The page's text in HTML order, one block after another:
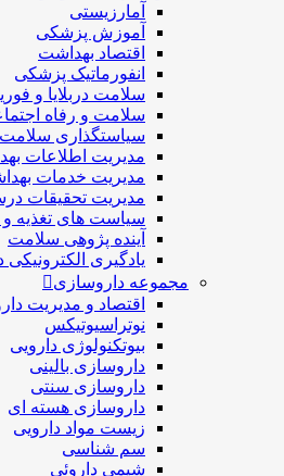
آمارزیستی
آموزش پزشکی
اقتصاد بهداشت
انفورماتیک پزشکی
سلامت دربلايا و
سلامت و رفاه
سیاستگذاری سلامت
مدیریت اطلاعات
مدیریت خدمات
مدیریت تحقیقات
سیاست های تغذیه و
آینده پژوهی سلامت
یادگیری
مجموعه داروسازی
اقتصاد و مديريت
نوتراسیوتیکس
بيوتكنولوژی دارویی
داروسازی بالينی
داروسازی سنتی
داروسازی هسته ای
زیست مواد دارویی
سم شناسی
شيمی داروئی